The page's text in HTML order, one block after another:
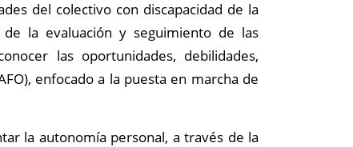
del colectivo con discapacidad de la
la evaluación y seguimiento de las
las oportunidades, debilidades,
enfocado a la puesta en marcha de
la autonomía personal, a través de la